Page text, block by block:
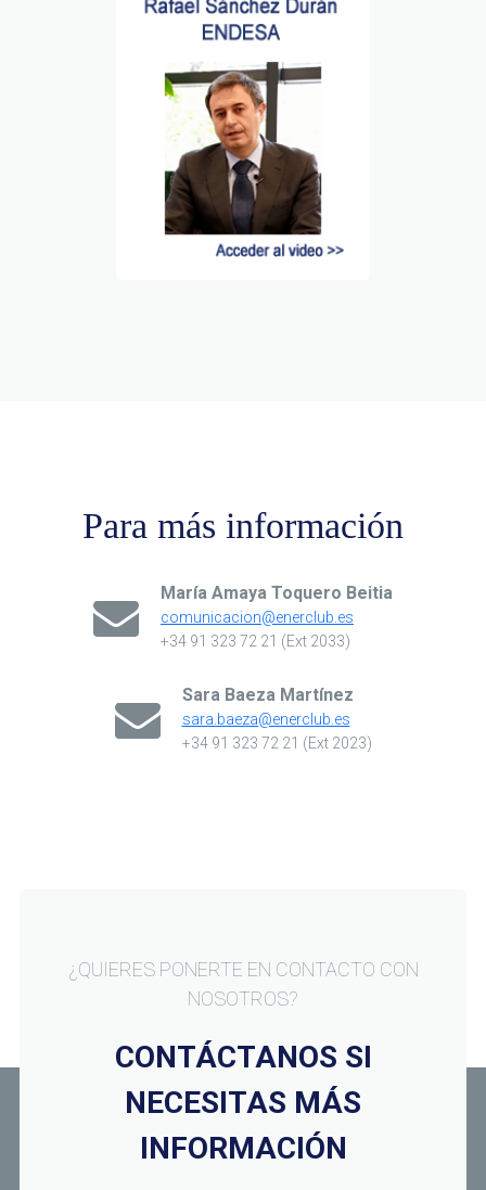
Para más información
María Amaya Toquero Beitia
comunicacion@enerclub.es
+34 91 323 72 21 (Ext 2033)
Sara Baeza Martínez
sara.baeza@enerclub.es
+34 91 323 72 21 (Ext 2023)
¿QUIERES PONERTE EN CONTACTO CON
NOSOTROS?
CONTÁCTANOS SI
NECESITAS MÁS
INFORMACIÓN